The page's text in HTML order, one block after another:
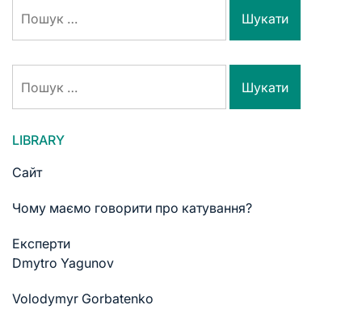
LIBRARY
Сайт
Чому маємо говорити про катування?
Експерти
Dmytro Yagunov
Volodymyr Gorbatenko